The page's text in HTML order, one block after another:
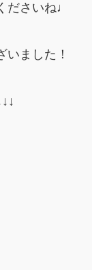
ださいね♩
ました！